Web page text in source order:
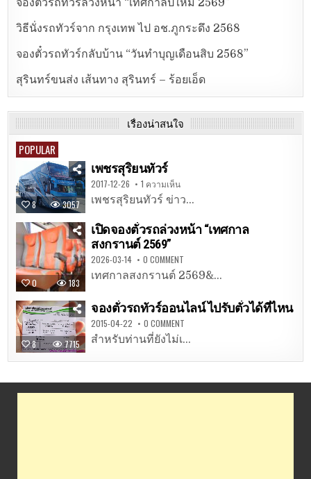
จองตั๋วรถทัวร์ล่วงหน้า “เทศกาลปีใหม่ 2569”
วิธีนั่งรถทัวร์จาก กรุงเทพ ไป อช.ภูกระดึง 2568
จองตั๋วรถทัวร์กลับบ้าน “วันทำบุญเดือนสิบ 2568”
สุรินทร์ขนส่ง เส้นทาง สุรินทร์ – ร้อยเอ็ด
เรื่องน่าสนใจ
POPULAR
8 3057
เพชรสุริยนทัวร์
2017-12-26 1 ความเห็น
เพชรสุริยนทัวร์ ข่าว...
0 183
เปิดจองตั๋วรถล่วงหน้า “เทศกาล
สงกรานต์ 2569”
2026-03-14 0 COMMENT
เทศกาลสงกรานต์ 2569&...
8 7715
จองตั๋วรถทัวร์ออนไลน์ ไปรับตั๋วได้ที่ไหน
2015-04-22 0 COMMENT
สำหรับท่านที่ยังไม่เ...